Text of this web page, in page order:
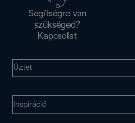
Segítségre van
szükséged?
Kapcsolat
Üzlet
Inspiráció